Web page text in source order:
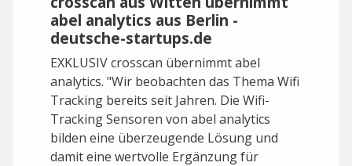
abel analytics aus Berlin -
deutsche-startups.de
EXKLUSIV crosscan übernimmt abel
analytics. "Wir beobachten das Thema Wifi
Tracking bereits seit Jahren. Die Wifi-
Tracking Sensoren von abel analytics
bilden eine überzeugende Lösung und
damit eine wertvolle Ergänzung für